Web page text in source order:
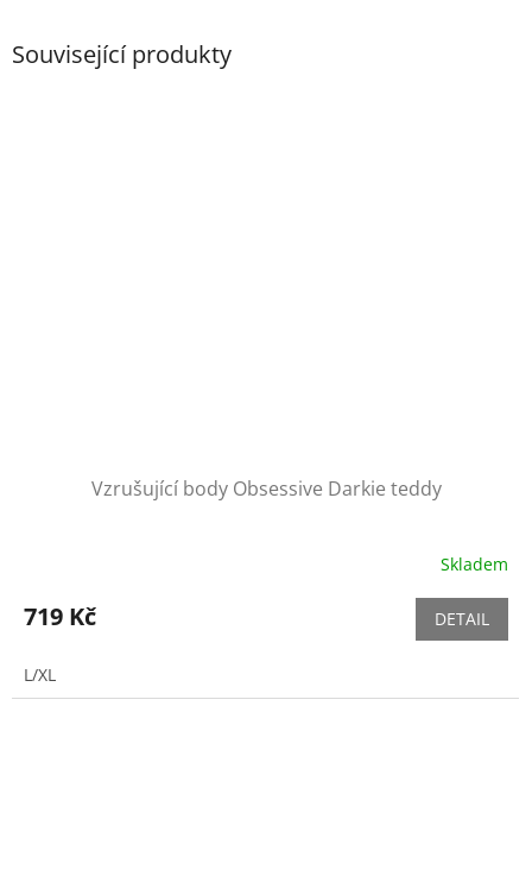
Související produkty
Vzrušující body Obsessive Darkie teddy
Skladem
719 Kč DETAIL
L/XL